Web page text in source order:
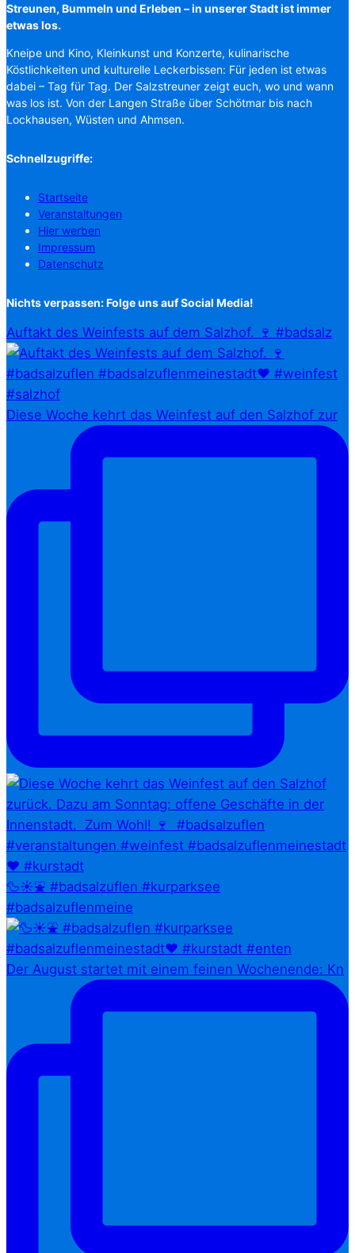
Streunen, Bummeln und Erleben – in unserer Stadt ist immer
etwas los.
Kneipe und Kino, Kleinkunst und Konzerte, kulinarische
Köstlichkeiten und kulturelle Leckerbissen: Für jeden ist etwas
dabei – Tag für Tag. Der Salzstreuner zeigt euch, wo und wann
was los ist. Von der Langen Straße über Schötmar bis nach
Lockhausen, Wüsten und Ahmsen.
Schnellzugriffe:
Startseite
Veranstaltungen
Hier werben
Impressum
Datenschutz
Nichts verpassen: Folge uns auf Social Media!
Auftakt des Weinfests auf dem Salzhof. 🍷 #badsalz
Diese Woche kehrt das Weinfest auf den Salzhof zur
🦆☀️⛲ #badsalzuflen #kurparksee
#badsalzuflenmeine
Der August startet mit einem feinen Wochenende: Kn